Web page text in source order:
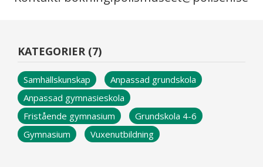
KATEGORIER (7)
Samhällskunskap
Anpassad grundskola
Anpassad gymnasieskola
Fristående gymnasium
Grundskola 4-6
Gymnasium
Vuxenutbildning